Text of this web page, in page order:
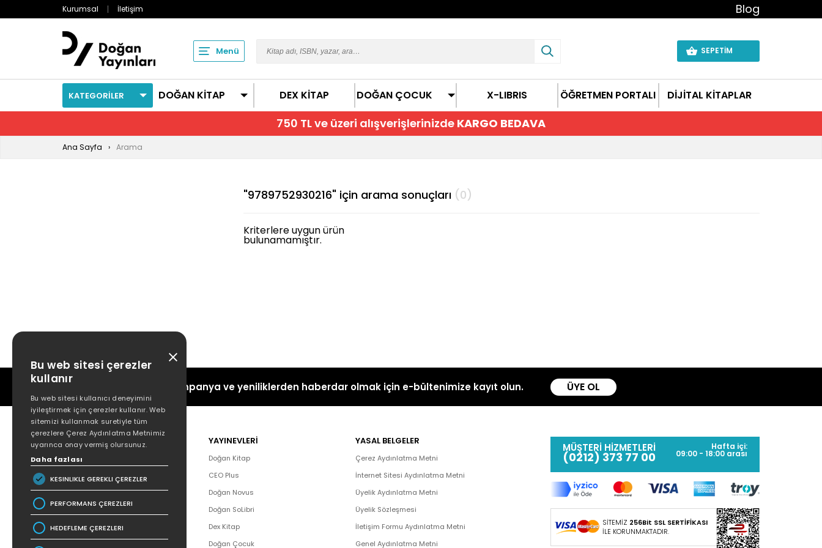
Kurumsal İletişim Blog
Menü SEPETİM
KATEGORİLER DOĞAN KİTAP DEX KİTAP DOĞAN ÇOCUK X-LIBRIS ÖĞRETMEN PORTALI DİJİTAL KİTAPLAR
750 TL ve üzeri alışverişlerinizde KARGO BEDAVA
Ana Sayfa Arama
"9789752930216" için arama sonuçları (0)
Kriterlere uygun ürün
bulunamamıştır.
Kampanya ve yeniliklerden haberdar olmak için e-bültenimize kayıt olun. ÜYE OL
POPÜLER
Hakkımızda
Yazar Listesi
İletişim
Bizden Haberler
YAYINEVLERİ
Doğan Kitap
CEO Plus
Doğan Novus
Doğan SoLibri
Dex Kitap
Doğan Çocuk
YASAL BELGELER
Çerez Aydınlatma Metni
İnternet Sitesi Aydınlatma Metni
Üyelik Aydınlatma Metni
Üyelik Sözleşmesi
İletişim Formu Aydınlatma Metni
Genel Aydınlatma Metni
MÜŞTERİ HİZMETLERİ
(0212) 373 77 00
Hafta içi:
09:00 - 18:00 arası
SİTEMİZ 256Bit SSL SERTİFİKASI
İLE KORUNMAKTADIR.
Bu web sitesi çerezler
kullanır
Bu web sitesi kullanıcı deneyimini
iyileştirmek için çerezler kullanır. Web
sitemizi kullanmak suretiyle tüm
çerezlere Çerez Aydınlatma Metnimiz
uyarınca onay vermiş olursunuz.
Daha fazlası
KESINLIKLE GEREKLI ÇEREZLER
PERFORMANS ÇEREZLERI
HEDEFLEME ÇEREZLERI